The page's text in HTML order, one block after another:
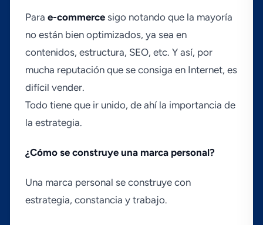
Para e-commercesigo notando que la mayorí­a
no están bien optimizados, ya sea en
contenidos, estructura, SEO, etc. Y así­, por
mucha reputación que se consiga en Internet, es
difí­cil vender.
Todo tiene que ir unido, de ahí­ la importancia de
la estrategia.
¿Cómo se construye una marca personal?
Una marca personal se construye con
estrategia, constancia y trabajo.